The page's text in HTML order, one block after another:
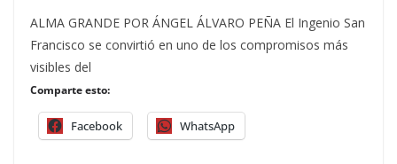
ALMA GRANDE POR ÁNGEL ÁLVARO PEÑA El Ingenio San
Francisco se convirtió en uno de los compromisos más
visibles del
Comparte esto:
Facebook WhatsApp